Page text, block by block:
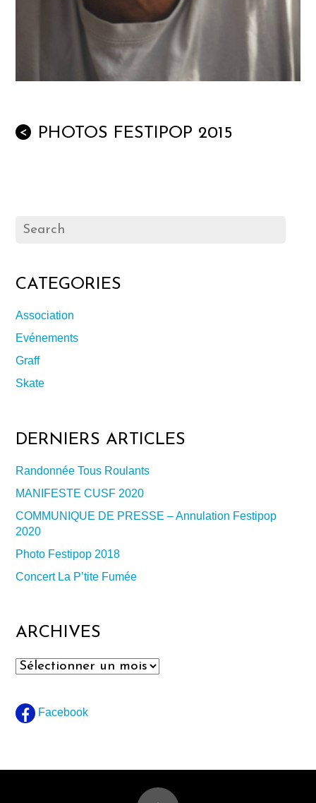
< PHOTOS FESTIPOP 2015
CATEGORIES
Association
Evénements
Graff
Skate
DERNIERS ARTICLES
Randonnée Tous Roulants
MANIFESTE CUSF 2020
COMMUNIQUE DE PRESSE – Annulation Festipop
2020
Photo Festipop 2018
Concert La P’tite Fumée
ARCHIVES
Archives
Facebook